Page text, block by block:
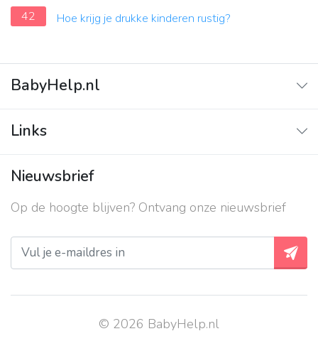
42
Hoe krijg je drukke kinderen rustig?
BabyHelp.nl
Vraag & Antwoord
Links
Contact
Over ons
Privacy beleid
Nieuwsbrief
Op de hoogte blijven? Ontvang onze nieuwsbrief
© 2026 BabyHelp.nl